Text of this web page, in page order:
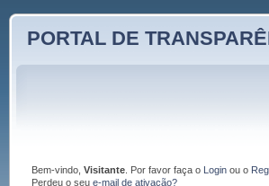
PORTAL DE
Bem-vindo, Visitante. Por favor faça o Loginou o
Perdeu o seu e-mail de ativação?